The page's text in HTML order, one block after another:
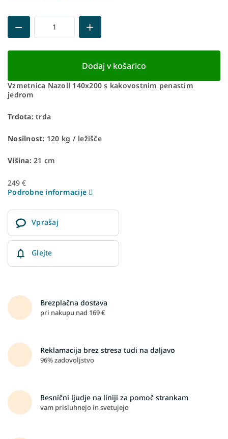
Dodaj v košarico
Vzmetnica Nazoll 140x200 s kakovostnim penastim
jedrom
Trdota:trda
Nosilnost: 120 kg / ležišče
Višina:21 cm
249 €
Podrobne informacije
Vprašaj
Glejte
Brezplačna dostava
pri nakupu nad 169 €
Reklamacija brez stresa tudi na daljavo
96% zadovoljstvo
Resnični ljudje na liniji za pomoč strankam
vam prisluhnejo in svetujejo